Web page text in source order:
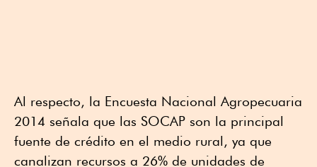
Al respecto, la Encuesta Nacional Agropecuaria
2014 señala que las SOCAP son la principal
fuente de crédito en el medio rural, ya que
canalizan recursos a 26% de unidades de